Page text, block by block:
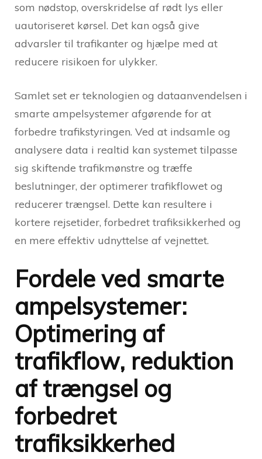
som nødstop, overskridelse af rødt lys eller
uautoriseret kørsel. Det kan også give
advarsler til trafikanter og hjælpe med at
reducere risikoen for ulykker.
Samlet set er teknologien og dataanvendelsen i
smarte ampelsystemer afgørende for at
forbedre trafikstyringen. Ved at indsamle og
analysere data i realtid kan systemet tilpasse
sig skiftende trafikmønstre og træffe
beslutninger, der optimerer trafikflowet og
reducerer trængsel. Dette kan resultere i
kortere rejsetider, forbedret trafiksikkerhed og
en mere effektiv udnyttelse af vejnettet.
Fordele ved smarte
ampelsystemer:
Optimering af
trafikflow, reduktion
af trængsel og
forbedret
trafiksikkerhed